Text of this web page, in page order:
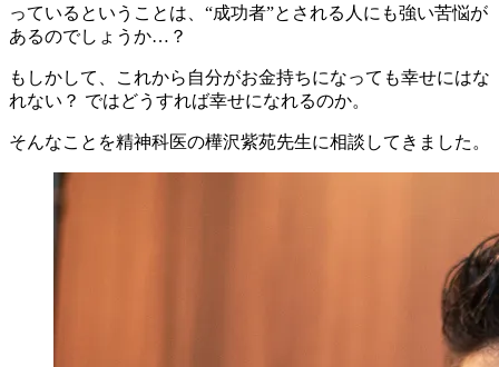
っているということは、“成功者”とされる人にも強い苦悩が
あるのでしょうか…？
もしかして、これから自分がお金持ちになっても幸せにはな
れない？ ではどうすれば幸せになれるのか。
そんなことを精神科医の樺沢紫苑先生に相談してきました。